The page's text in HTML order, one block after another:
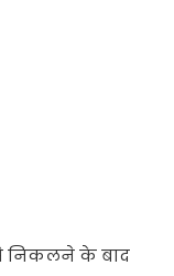
निकलने के बाद